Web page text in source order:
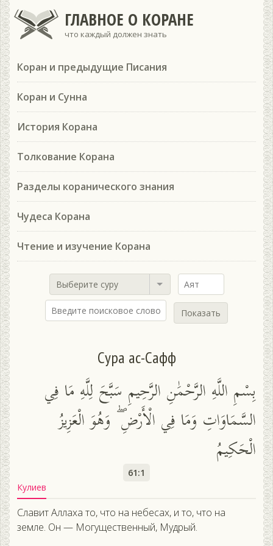
ГЛАВНОЕ О КОРАНЕ
что каждый должен знать
Коран и предыдущие Писания
Коран и Сунна
История Корана
Толкование Корана
Разделы коранического знания
Чудеса Корана
Чтение и изучение Корана
Выберите суру
Показать
Сура ас-Сафф
بِسْمِ اللَّهِ الرَّحْمَٰنِ الرَّحِيمِ سَبَّحَ لِلَّهِ مَا فِي
السَّمَاوَاتِ وَمَا فِي الْأَرْضِ ۖ وَهُوَ الْعَزِيزُ
الْحَكِيمُ
61:1
Кулиев
Славит Аллаха то, что на небесах, и то, что на
земле. Он — Могущественный, Мудрый.